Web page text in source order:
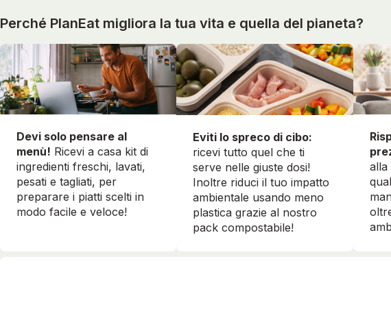
Perché PlanEat migliora la tua vita e quella del pianeta?
Devi solo pensare al
menù! Ricevi a casa kit di
ingredienti freschi, lavati,
pesati e tagliati, per
preparare i piatti scelti in
modo facile e veloce!
Eviti lo spreco di cibo:
ricevi tutto quel che ti
serve nelle giuste dosi!
Inoltre riduci il tuo impatto
ambientale usando meno
plastica grazie al nostro
pack compostabile!
alla